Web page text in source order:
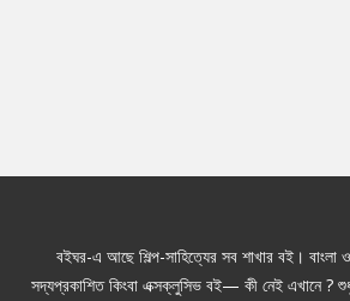
বইঘর-এ আছে শিল্প-সাহিত্যের সব শাখার বই। বাংলা ও
সদ্যপ্রকাশিত কিংবা এক্সক্লুসিভ বই— কী নেই এখানে